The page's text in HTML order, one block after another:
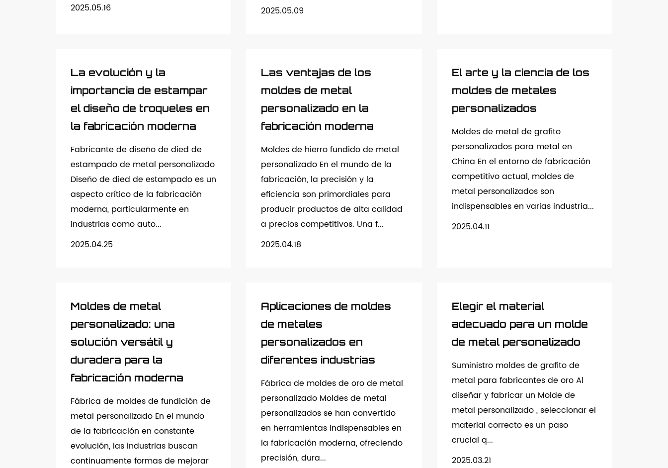
2025.05.16
2025.05.09
La evolución y la
importancia de estampar
el diseño de troqueles en
la fabricación moderna
Fabricante de diseño de died de
estampado de metal personalizado
Diseño de died de estampado es un
aspecto crítico de la fabricación
moderna, particularmente en
industrias como auto...
2025.04.25
Las ventajas de los
moldes de metal
personalizado en la
fabricación moderna
Moldes de hierro fundido de metal
personalizado En el mundo de la
fabricación, la precisión y la
eficiencia son primordiales para
producir productos de alta calidad
a precios competitivos. Una f...
2025.04.18
El arte y la ciencia de los
moldes de metales
personalizados
Moldes de metal de grafito
personalizados para metal en
China En el entorno de fabricación
competitivo actual, moldes de
metal personalizados son
indispensables en varias industria...
2025.04.11
Moldes de metal
personalizado: una
solución versátil y
duradera para la
fabricación moderna
Fábrica de moldes de fundición de
metal personalizado En el mundo
de la fabricación en constante
evolución, las industrias buscan
continuamente formas de mejorar
Aplicaciones de moldes
de metales
personalizados en
diferentes industrias
Fábrica de moldes de oro de metal
personalizado Moldes de metal
personalizados se han convertido
en herramientas indispensables en
la fabricación moderna, ofreciendo
precisión, dura...
Elegir el material
adecuado para un molde
de metal personalizado
Suministro moldes de grafito de
metal para fabricantes de oro Al
diseñar y fabricar un Molde de
metal personalizado , seleccionar el
material correcto es un paso
crucial q...
2025.03.21